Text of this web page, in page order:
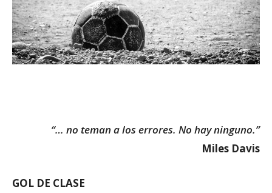
“… no teman a los errores. No hay ninguno.”
Miles Davis
GOL DE CLASE